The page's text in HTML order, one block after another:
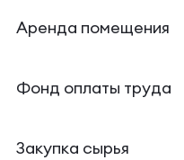
Аренда помещения
Фонд оплаты труда
Закупка сырья